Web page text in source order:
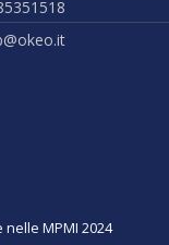
nelle MPMI 2024